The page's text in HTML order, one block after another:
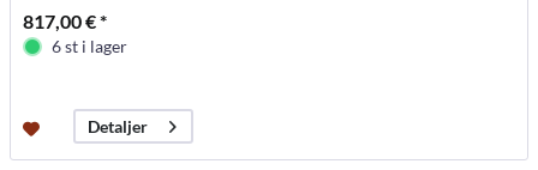
817,00 € *
6 st i lager
Detaljer